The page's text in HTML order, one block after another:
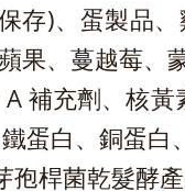
存)、蛋製品
、蔓越莓、
補充劑、核
白、銅蛋白
桿菌乾髮酵產